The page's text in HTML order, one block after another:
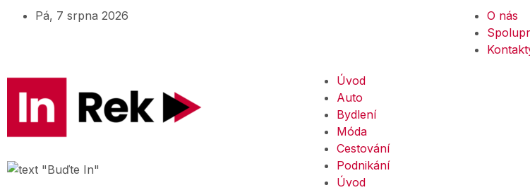
Pá, 7 srpna 2026
O nás
Úvod
Auto
Bydlení
Móda
Cestování
Podnikání
Úvod